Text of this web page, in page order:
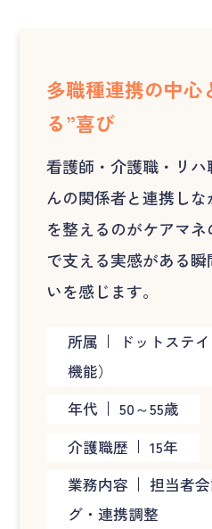
多職種連携の中心
る”喜び
看護師・介護職・リ
んの関係者と連携し
を整えるのがケアマ
で支える実感がある
いを感じます。
所属
ドットステ
機能）
年代
50～55歳
介護職歴
15年
業務内容
担当者
グ・連携調整